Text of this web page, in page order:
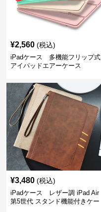
¥2,560 (税込)
iPadケース 多機能フリップ式
アイパッドエアーケース
¥3,480 (税込)
iPadケース レザー調 iPad Air
第5世代 スタンド機能付きケー